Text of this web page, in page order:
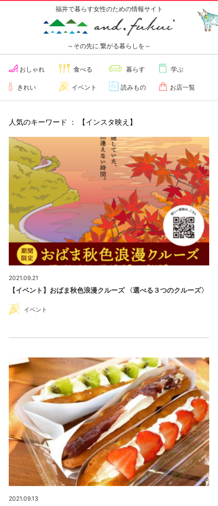
福井で暮らす女性のための情報サイト
～その先に.繋がる暮らしを～
おしゃれ 食べる 暮らす 学ぶ
きれい イベント 読みもの お店一覧
人気のキーワード ： 【インスタ映え】
2021.09.21
【イベント】おばま秋色浪漫クルーズ 〈選べる３つのクルーズ〉
イベント
2021.09.13